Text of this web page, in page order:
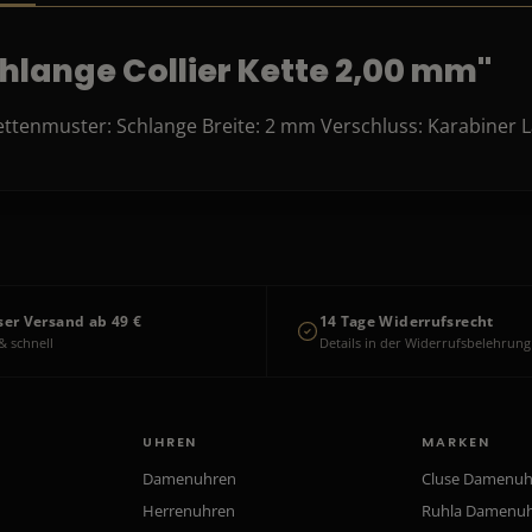
Collier Kette 2,00 mm"
Schlange Breite: 2 mm Verschluss: Karabiner
Versand ab 49 €
schnell
14 Tage Widerrufsrecht
Details in der Widerrufsbelehrung
UHREN
Damenuhren
Herrenuhren
MARKEN
Cluse
Ruhla